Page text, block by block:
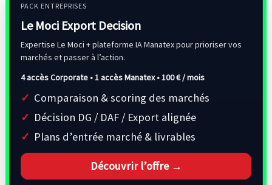
PACK ENTREPRISES
Le Moci Export Decision
Expertise Le Moci + plateforme IA Manatex pour prioriser vos
marchés et passer à l’action.
4 accès Corporate • 1 accès Manatex •100 € / mois
Comparaison & scoring des marchés
Décision DG / DAF / Export alignée
Plans d’entrée marché & livrables
Découvrir l’offre →